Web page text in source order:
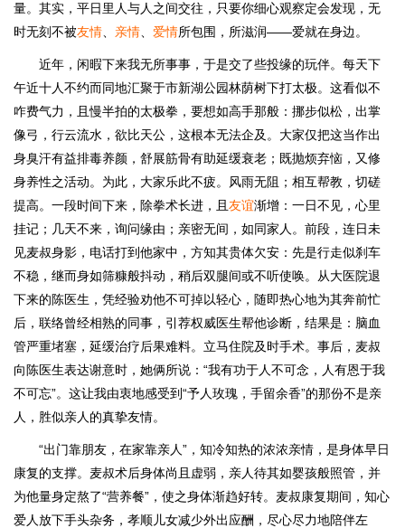
量。其实，平日里人与人之间交往，只要你细心观察定会发现，无
时无刻不被友情 亲情 爱情所包围，所滋润——爱就在身边。
近年，闲暇下来我无所事事，于是交了些投缘的玩伴。每天下
午近十人不约而同地汇聚于市新湖公园林荫树下打太极。这看似不
咋费气力，且慢半拍的太极拳，要想如高手那般：挪步似松，出掌
像弓，行云流水，欲比天公，这根本无法企及。大家仅把这当作出
身臭汗有益排毒养颜，舒展筋骨有助延缓衰老；既抛烦弃恼，又修
身养性之活动。为此，大家乐此不疲。风雨无阻；相互帮教，切磋
提高。一段时间下来，除拳术长进，且 友谊渐增：一日不见，心里
挂记；几天不来，询问缘由；亲密无间，如同家人。前段，连日未
见麦叔身影，电话打到他家中，方知其贵体欠安：先是行走似刹车
不稳，继而身如筛糠般抖动，稍后双腿间或不听使唤。从大医院退
下来的陈医生，凭经验劝他不可掉以轻心，随即热心地为其奔前忙
后，联络曾经相熟的同事，引荐权威医生帮他诊断，结果是：脑血
管严重堵塞，延缓治疗后果难料。立马住院及时手术。事后，麦叔
向陈医生表达谢意时，她俩所说：“我有功于人不可念，人有恩于我
不可忘”。这让我由衷地感受到“予人玫瑰，手留余香”的那份不是亲
人，胜似亲人的真挚友情。
“出门靠朋友，在家靠亲人”，知冷知热的浓浓亲情，是身体早日
康复的支撑。麦叔术后身体尚且虚弱，亲人待其如婴孩般照管，并
为他量身定熬了“营养餐”，使之身体渐趋好转。麦叔康复期间，知心
爱人放下手头杂务，孝顺儿女减少外出应酬，尽心尽力地陪伴左